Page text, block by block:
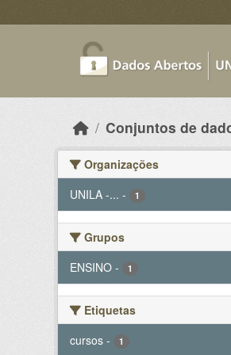
Conjuntos de
Organizações
UNILA -... - 1
Grupos
ENSINO - 1
Etiquetas
cursos - 1